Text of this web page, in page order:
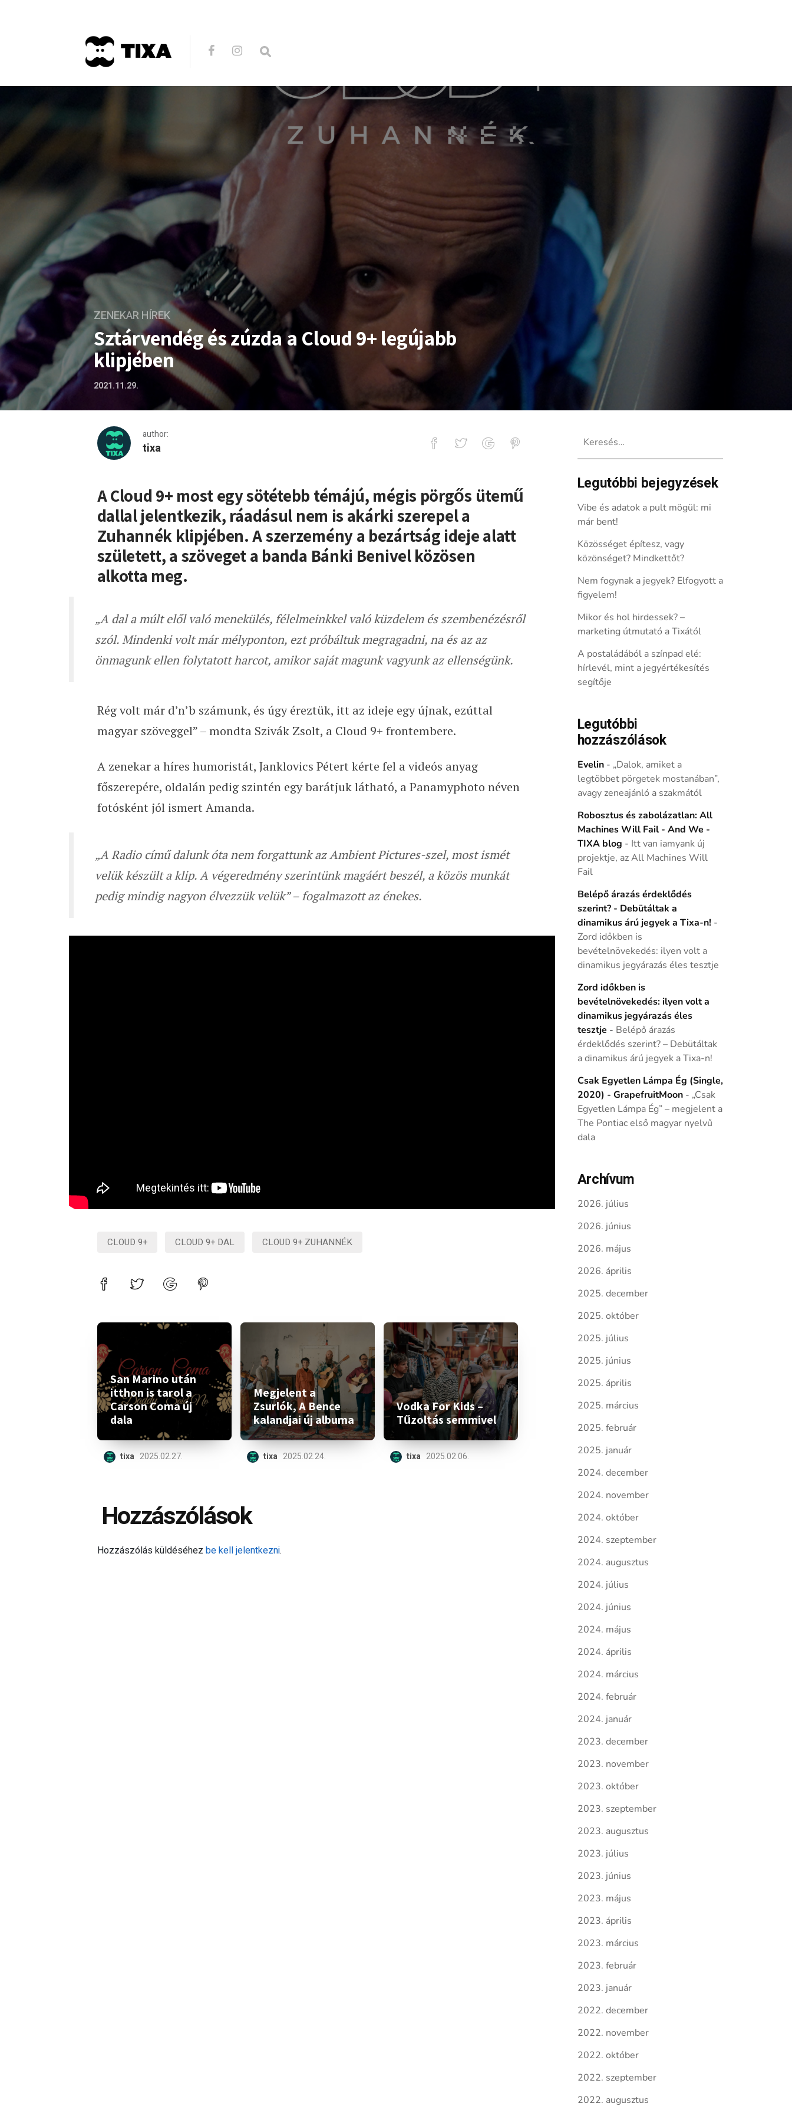
ZENEKAR HÍREK
Sztárvendég és zúzda a Cloud 9+ legújabb
klipjében
2021.11.29.
author:
tixa
Sztárvendég és zúzda a Cloud 9+ legújabb klipjében
A Cloud 9+ most egy sötétebb témájú, mégis pörgős ütemű
dallal jelentkezik, ráadásul nem is akárki szerepel a
Zuhannék klipjében. A szerzemény a bezártság ideje alatt
született, a szöveget a banda Bánki Benivel közösen
alkotta meg.
„A dal a múlt elől való menekülés, félelmeinkkel való küzdelem és szembenézésről
szól. Mindenki volt már mélyponton, ezt próbáltuk megragadni, na és az az
önmagunk ellen folytatott harcot, amikor saját magunk vagyunk az ellenségünk.
Rég volt már d’n’b számunk, és úgy éreztük, itt az ideje egy újnak, ezúttal
magyar szöveggel” – mondta Szivák Zsolt, a Cloud 9+ frontembere.
A zenekar a híres humoristát, Janklovics Pétert kérte fel a videós anyag
főszerepére, oldalán pedig szintén egy barátjuk látható, a Panamyphoto néven
fotósként jól ismert Amanda.
„A Radio című dalunk óta nem forgattunk az Ambient Pictures-szel, most ismét
velük készült a klip. A végeredmény szerintünk magáért beszél, a közös munkát
pedig mindig nagyon élvezzük velük” – fogalmazott az énekes.
CLOUD 9+ CLOUD 9+ DAL CLOUD 9+ ZUHANNÉK
San Marino után
itthon is tarol a
Carson Coma új
dala
tixa 2025.02.27.
Megjelent a
Zsurlók, A Bence
kalandjai új albuma
tixa 2025.02.24.
Vodka For Kids –
Tűzoltás semmivel
tixa 2025.02.06.
Hozzászólások
Hozzászólás küldéséhez be kell jelentkezni.
Legutóbbi bejegyzések
Vibe és adatok a pult mögül: mi
már bent!
Közösséget építesz, vagy
közönséget? Mindkettőt?
Nem fogynak a jegyek? Elfogyott a
figyelem!
Mikor és hol hirdessek? –
marketing útmutató a Tixától
A postaládából a színpad elé:
hírlevél, mint a jegyértékesítés
segítője
Legutóbbi
hozzászólások
Evelin- „Dalok, amiket a
legtöbbet pörgetek mostanában”,
avagy zeneajánló a szakmától
Robosztus és zabolázatlan: All
Machines Will Fail - And We -
TIXA blog - Itt van iamyank új
projektje, az All Machines Will
Fail
Belépő árazás érdeklődés
szerint? - Debütáltak a
dinamikus árú jegyek a Tixa-n! -
Zord időkben is
bevételnövekedés: ilyen volt a
dinamikus jegyárazás éles tesztje
Zord időkben is
bevételnövekedés: ilyen volt a
dinamikus jegyárazás éles
tesztje - Belépő árazás
érdeklődés szerint? – Debütáltak
a dinamikus árú jegyek a Tixa-n!
Csak Egyetlen Lámpa Ég (Single,
2020) - GrapefruitMoon- „Csak
Egyetlen Lámpa Ég” – megjelent a
The Pontiac első magyar nyelvű
dala
Archívum
2026. július
2026. június
2026. május
2026. április
2025. december
2025. október
2025. július
2025. június
2025. április
2025. március
2025. február
2025. január
2024. december
2024. november
2024. október
2024. szeptember
2024. augusztus
2024. július
2024. június
2024. május
2024. április
2024. március
2024. február
2024. január
2023. december
2023. november
2023. október
2023. szeptember
2023. augusztus
2023. július
2023. június
2023. május
2023. április
2023. március
2023. február
2023. január
2022. december
2022. november
2022. október
2022. szeptember
2022. augusztus